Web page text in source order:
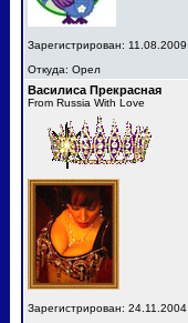
Зарегистрирован: 11.08.2009
Откуда: Орел
Василиса Прекрасная
From Russia With Love
Зарегистрирован: 24.11.2004